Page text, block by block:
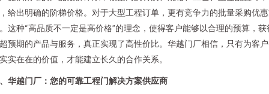
给出明确的阶梯价格。对于大型工程订单，更有竞争力的批量采购优
这种“高品质不一定是高价格”的理念，使得客户能够以合理的预算，获
预期的产品与服务，真正实现了高性价比。华越门厂相信，只有为客
实在在的价值，才能建立长久的合作关系。
华越门厂：您的可靠工程门解决方案供应商